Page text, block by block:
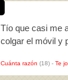
Tío que casi me
colgar el móvil y
Cuánta razón (18) - Te